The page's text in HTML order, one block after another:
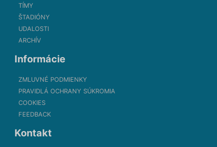
TÍMY
ŠTADIÓNY
UDALOSTI
ARCHÍV
Informácie
ZMLUVNÉ PODMIENKY
PRAVIDLÁ OCHRANY SÚKROMIA
COOKIES
FEEDBACK
Kontakt